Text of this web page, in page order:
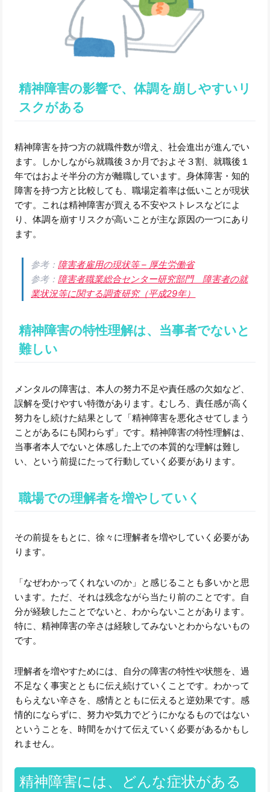
精神障害の影響で、体調を崩しやすいリ
スクがある
精神障害を持つ方の就職件数が増え、社会進出が進んでい
ます。しかしながら就職後３か月でおよそ３割、就職後１
年ではおよそ半分の方が離職しています。身体障害・知的
障害を持つ方と比較しても、職場定着率は低いことが現状
です。これは精神障害が買える不安やストレスなどによ
り、体調を崩すリスクが高いことが主な原因の一つにあり
ます。
参考：障害者雇用の現状等 – 厚生労働省
参考：障害者職業総合センター研究部門 障害者の就
業状況等に関する調査研究（平成29年）
精神障害の特性理解は、当事者でないと
難しい
メンタルの障害は、本人の努力不足や責任感の欠如など、
誤解を受けやすい特徴があります。むしろ、責任感が高く
努力をし続けた結果として「精神障害を悪化させてしまう
ことがあるにも関わらず」です。精神障害の特性理解は、
当事者本人でないと体感した上での本質的な理解は難し
い、という前提にたって行動していく必要があります。
職場での理解者を増やしていく
その前提をもとに、徐々に理解者を増やしていく必要があ
ります。
「なぜわかってくれないのか」と感じることも多いかと思
います。ただ、それは残念ながら当たり前のことです。自
分が経験したことでないと、わからないことがあります。
特に、精神障害の辛さは経験してみないとわからないもの
です。
理解者を増やすためには、自分の障害の特性や状態を、過
不足なく事実とともに伝え続けていくことです。わかって
もらえない辛さを、感情とともに伝えると逆効果です。感
情的にならずに、努力や気力でどうにかなるものではない
ということを、時間をかけて伝えていく必要があるかもし
れません。
精神障害には、どんな症状がある